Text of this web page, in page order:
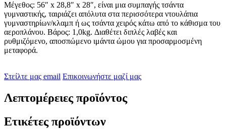
Μέγεθος: 56″ x 28,8″ x 28″, είναι μια συμπαγής τσάντα
γυμναστικής, ταιριάζει απόλυτα στα περισσότερα ντουλάπια
γυμναστηρίων/κλαμπ ή ως τσάντα χειρός κάτω από το κάθισμα του
αεροπλάνου. Βάρος: 1,0kg. Διαθέτει διπλές λαβές και
ρυθμιζόμενο, αποσπώμενο ιμάντα ώμου για προσαρμοσμένη
μεταφορά.
Στείλτε μας email Επικοινωνήστε μαζί μας
Λεπτομέρειες προϊόντος
Ετικέτες προϊόντων